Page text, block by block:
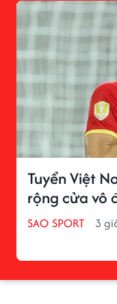
Tuyển Việt
rộng cửa vô
SAO SPORT 3